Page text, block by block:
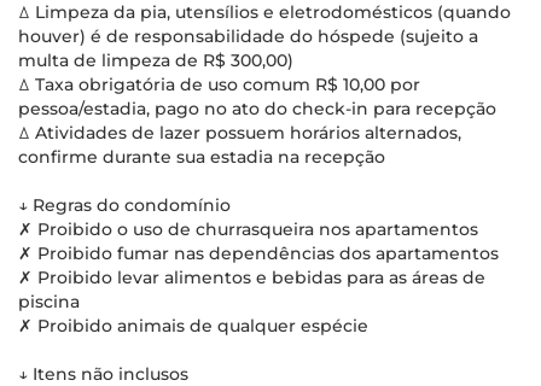
ꕔ Limpeza da pia, utensílios e eletrodomésticos (quando
houver) é de responsabilidade do hóspede (sujeito a
multa de limpeza de R$ 300,00)
ꕔ Taxa obrigatória de uso comum R$ 10,00 por
pessoa/estadia, pago no ato do check-in para recepção
ꕔ Atividades de lazer possuem horários alternados,
confirme durante sua estadia na recepção
↓ Regras do condomínio
✗ Proibido o uso de churrasqueira nos apartamentos
✗ Proibido fumar nas dependências dos apartamentos
✗ Proibido levar alimentos e bebidas para as áreas de
piscina
✗ Proibido animais de qualquer espécie
↓ Itens não inclusos